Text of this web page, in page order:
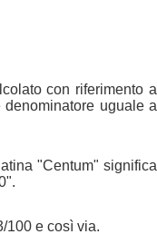
con riferimento a
uguale a
"Centum" significa
100 e così via.